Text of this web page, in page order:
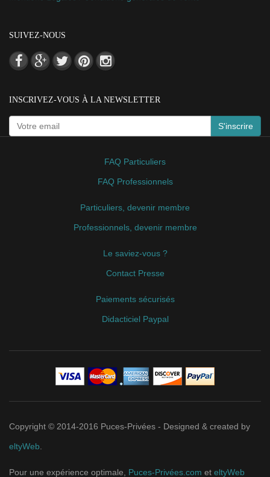
SUIVEZ-NOUS
INSCRIVEZ-VOUS À LA NEWSLETTER
S'inscrire
FAQ Particuliers
FAQ Professionnels
Particuliers, devenir membre
Professionnels, devenir membre
Le saviez-vous ?
Contact Presse
Paiements sécurisés
Didacticiel Paypal
Copyright © 2014-2016 Puces-Privées - Designed & created by
eltyWeb
Pour une expérience optimale, Puces-Privées.com et eltyWeb